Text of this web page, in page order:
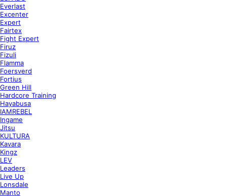
Everlast
Excenter
Expert
Fairtex
Fight Expert
Firuz
Fizuli
Flamma
Foersverd
Fortius
Green Hill
Hardcore Training
Hayabusa
IAMREBEL
Ingame
Jitsu
KULTURA
Kavara
Kingz
LEV
Leaders
Live Up
Lonsdale
Manto